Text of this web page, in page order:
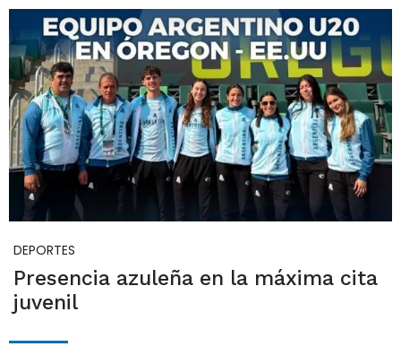
DEPORTES
Presencia azuleña en la máxima cita
juvenil